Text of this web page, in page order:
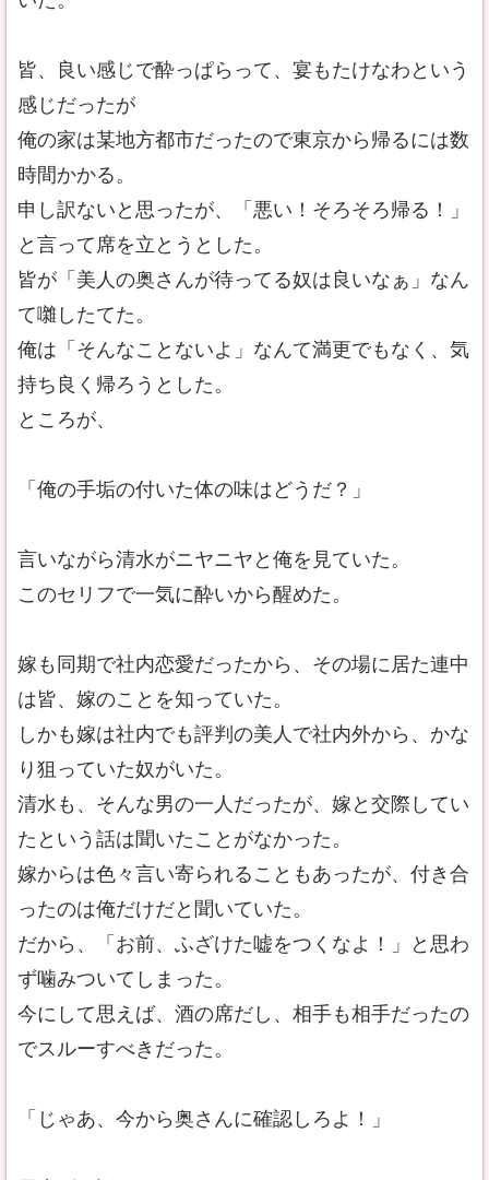
皆、良い感じで酔っぱらって、宴もたけなわという
感じだったが
俺の家は某地方都市だったので東京から帰るには数
時間かかる。
申し訳ないと思ったが、「悪い！そろそろ帰る！」
と言って席を立とうとした。
皆が「美人の奥さんが待ってる奴は良いなぁ」なん
て囃したてた。
俺は「そんなことないよ」なんて満更でもなく、気
持ち良く帰ろうとした。
ところが、
「俺の手垢の付いた体の味はどうだ？」
言いながら清水がニヤニヤと俺を見ていた。
このセリフで一気に酔いから醒めた。
嫁も同期で社内恋愛だったから、その場に居た連中
は皆、嫁のことを知っていた。
しかも嫁は社内でも評判の美人で社内外から、かな
り狙っていた奴がいた。
清水も、そんな男の一人だったが、嫁と交際してい
たという話は聞いたことがなかった。
嫁からは色々言い寄られることもあったが、付き合
ったのは俺だけだと聞いていた。
だから、「お前、ふざけた嘘をつくなよ！」と思わ
ず噛みついてしまった。
今にして思えば、酒の席だし、相手も相手だったの
でスルーすべきだった。
「じゃあ、今から奥さんに確認しろよ！」